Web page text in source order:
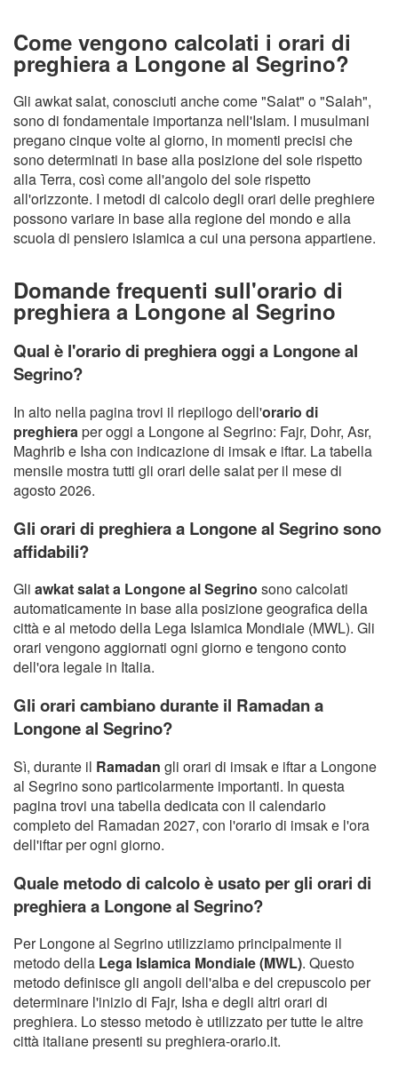
Come vengono calcolati i orari di
preghiera a Longone al Segrino?
Gli awkat salat, conosciuti anche come "Salat" o "Salah",
sono di fondamentale importanza nell'Islam. I musulmani
pregano cinque volte al giorno, in momenti precisi che
sono determinati in base alla posizione del sole rispetto
alla Terra, così come all'angolo del sole rispetto
all'orizzonte. I metodi di calcolo degli orari delle preghiere
possono variare in base alla regione del mondo e alla
scuola di pensiero islamica a cui una persona appartiene.
Domande frequenti sull'orario di
preghiera a Longone al Segrino
Qual è l'orario di preghiera oggi a Longone al
Segrino?
In alto nella pagina trovi il riepilogo dell'orario di
preghieraper oggi a Longone al Segrino: Fajr, Dohr, Asr,
Maghrib e Isha con indicazione di imsak e iftar. La tabella
mensile mostra tutti gli orari delle salat per il mese di
agosto 2026.
Gli orari di preghiera a Longone al Segrino sono
affidabili?
Gli awkat salat a Longone al Segrino sono calcolati
automaticamente in base alla posizione geografica della
città e al metodo della Lega Islamica Mondiale (MWL). Gli
orari vengono aggiornati ogni giorno e tengono conto
dell'ora legale in Italia.
Gli orari cambiano durante il Ramadan a
Longone al Segrino?
Sì, durante il Ramadan gli orari di imsak e iftar a Longone
al Segrino sono particolarmente importanti. In questa
pagina trovi una tabella dedicata con il calendario
completo del Ramadan 2027, con l'orario di imsak e l'ora
dell'iftar per ogni giorno.
Quale metodo di calcolo è usato per gli orari di
preghiera a Longone al Segrino?
Per Longone al Segrino utilizziamo principalmente il
metodo della Lega Islamica Mondiale (MWL). Questo
metodo definisce gli angoli dell'alba e del crepuscolo per
determinare l'inizio di Fajr, Isha e degli altri orari di
preghiera. Lo stesso metodo è utilizzato per tutte le altre
città italiane presenti su preghiera-orario.it.